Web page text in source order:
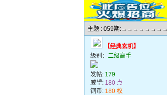
主题 : 059期
【经典玄机】
级别： 二级高手
发帖: 179
威望: 180 点
铜币: 180 枚